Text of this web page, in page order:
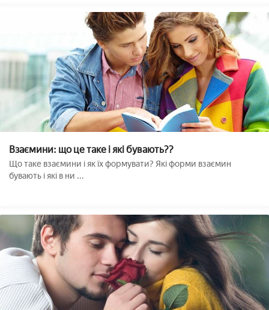
Взаємини: що це таке і які бувають??
Що таке взаємини і як їх формувати? Які форми взаємин
бувають і які в ни ...